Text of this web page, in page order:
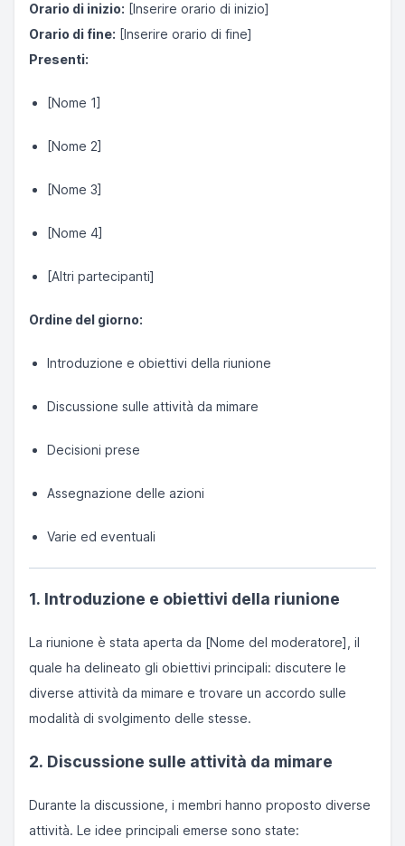
Orario di inizio: [Inserire orario di inizio]
Orario di fine: [Inserire orario di fine]
Presenti:
[Nome 1]
[Nome 2]
[Nome 3]
[Nome 4]
[Altri partecipanti]
Ordine del giorno:
Introduzione e obiettivi della riunione
Discussione sulle attività da mimare
Decisioni prese
Assegnazione delle azioni
Varie ed eventuali
1. Introduzione e obiettivi della riunione
La riunione è stata aperta da [Nome del moderatore], il
quale ha delineato gli obiettivi principali: discutere le
diverse attività da mimare e trovare un accordo sulle
modalità di svolgimento delle stesse.
2. Discussione sulle attività da mimare
Durante la discussione, i membri hanno proposto diverse
attività. Le idee principali emerse sono state: